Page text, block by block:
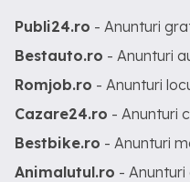
Publi24.ro - Anunturi
Bestauto.ro - Anunturi
Romjob.ro - Anunturi
Cazare24.ro - Anunturi
Bestbike.ro - Anunturi
Animalutul.ro -